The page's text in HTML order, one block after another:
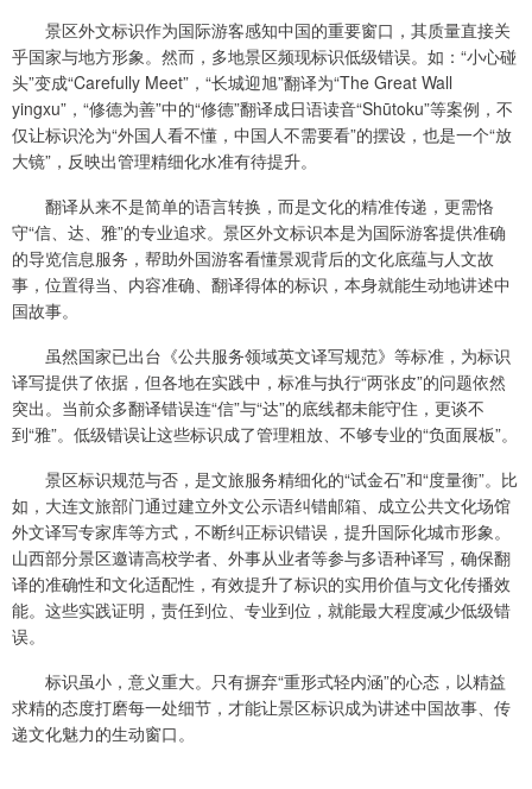
景区外文标识作为国际游客感知中国的重要窗口，其质量直接关
乎国家与地方形象。然而，多地景区频现标识低级错误。如：“小心碰
头”变成“Carefully Meet”，“长城迎旭”翻译为“The Great Wall
yingxu”，“修德为善”中的“修德”翻译成日语读音“Shūtoku”等案例，不
仅让标识沦为“外国人看不懂，中国人不需要看”的摆设，也是一个“放
大镜”，反映出管理精细化水准有待提升。
翻译从来不是简单的语言转换，而是文化的精准传递，更需恪
守“信、达、雅”的专业追求。景区外文标识本是为国际游客提供准确
的导览信息服务，帮助外国游客看懂景观背后的文化底蕴与人文故
事，位置得当、内容准确、翻译得体的标识，本身就能生动地讲述中
国故事。
虽然国家已出台《公共服务领域英文译写规范》等标准，为标识
译写提供了依据，但各地在实践中，标准与执行“两张皮”的问题依然
突出。当前众多翻译错误连“信”与“达”的底线都未能守住，更谈不
到“雅”。低级错误让这些标识成了管理粗放、不够专业的“负面展板”。
景区标识规范与否，是文旅服务精细化的“试金石”和“度量衡”。比
如，大连文旅部门通过建立外文公示语纠错邮箱、成立公共文化场馆
外文译写专家库等方式，不断纠正标识错误，提升国际化城市形象。
山西部分景区邀请高校学者、外事从业者等参与多语种译写，确保翻
译的准确性和文化适配性，有效提升了标识的实用价值与文化传播效
能。这些实践证明，责任到位、专业到位，就能最大程度减少低级错
误。
标识虽小，意义重大。只有摒弃“重形式轻内涵”的心态，以精益
求精的态度打磨每一处细节，才能让景区标识成为讲述中国故事、传
递文化魅力的生动窗口。